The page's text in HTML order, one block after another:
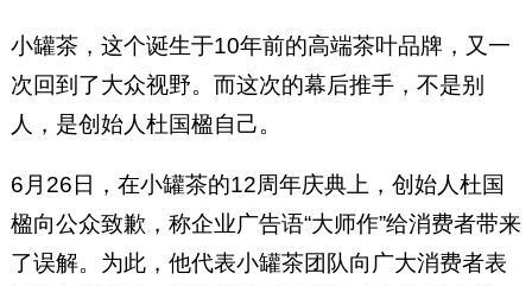
小罐茶，这个诞生于10年前的高端茶叶品牌，又一
次回到了大众视野。而这次的幕后推手，不是别
人，是创始人杜国楹自己。
6月26日，在小罐茶的12周年庆典上，创始人杜国
楹向公众致歉，称企业广告语“大师作”给消费者带来
了误解。为此，他代表小罐茶团队向广大消费者表